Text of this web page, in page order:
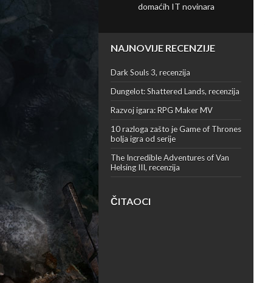
domaćih IT novinara
NAJNOVIJE RECENZIJE
Dark Souls 3, recenzija
Dungelot: Shattered Lands, recenzija
Razvoj igara: RPG Maker MV
10 razloga zašto je Game of Thrones
bolja igra od serije
The Incredible Adventures of Van
Helsing III, recenzija
ČITAOCI